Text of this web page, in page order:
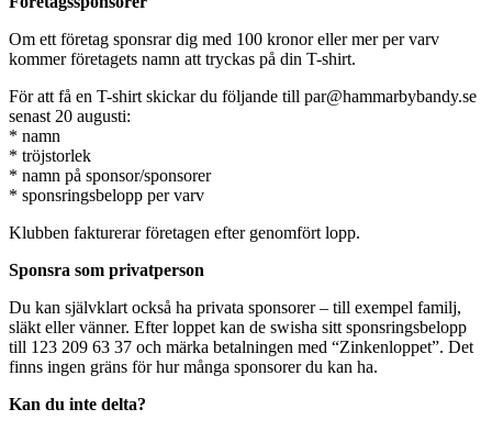
Om ett företag sponsrar dig med 100 kronor eller mer per varv
kommer företagets namn att tryckas på din T-shirt.
För att få en T-shirt skickar du följande till par@hammarbybandy.se
senast 20 augusti:
* namn
* tröjstorlek
* namn på sponsor/sponsorer
* sponsringsbelopp per varv
Klubben fakturerar företagen efter genomfört lopp.
Sponsra som privatperson
Du kan självklart också ha privata sponsorer – till exempel familj,
släkt eller vänner. Efter loppet kan de swisha sitt sponsringsbelopp
till 123 209 63 37 och märka betalningen med “Zinkenloppet”. Det
finns ingen gräns för hur många sponsorer du kan ha.
Kan du inte delta?